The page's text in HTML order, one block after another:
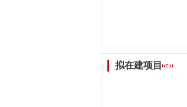
拟在建项目